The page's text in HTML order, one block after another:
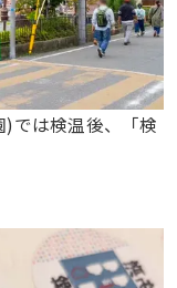
では検温後、「検